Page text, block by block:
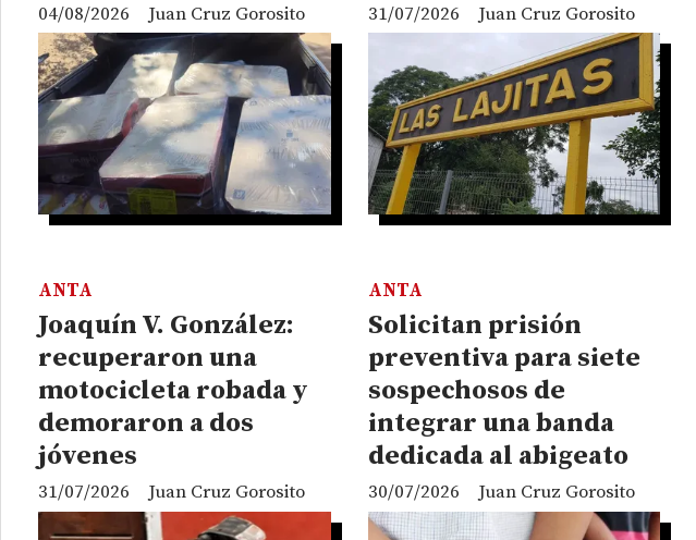
Juan Cruz Gorosito
04/08/2026 Juan Cruz Gorosito
31/07/2026
Joaquín V. González:
recuperaron una
motocicleta robada y
demoraron a dos
jóvenes
Juan Cruz Gorosito
ANTA
31/07/2026
Solicitan prisión
preventiva para siete
sospechosos de
integrar una banda
dedicada al abigeato
Juan Cruz Gorosito
ANTA
30/07/2026